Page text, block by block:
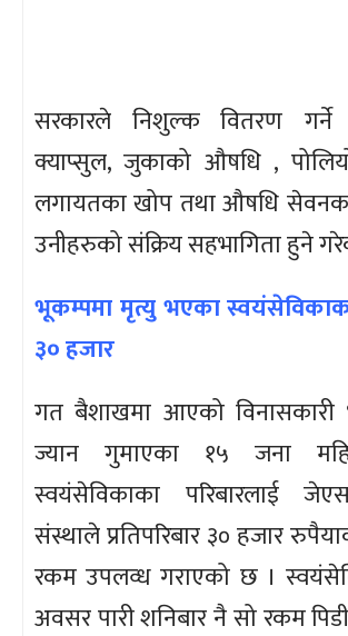
सरकारले निशुल्क वितरण गर्ने
क्याप्सुल, जुकाको औषधि ,
लगायतका खोप तथा औषधि
उनीहरुको संक्रिय सहभागिता हुने
भूकम्पमा मृत्यु भएका
३० हजार
गत बैशाखमा आएको विनासकारी
ज्यान गुमाएका १५ जना
स्वयंसेविकाका परिबारलाई
संस्थाले प्रतिपरिबार ३० हजार
रकम उपलव्ध गराएको छ ।
अवसर पारी शनिबार नै सो रकम